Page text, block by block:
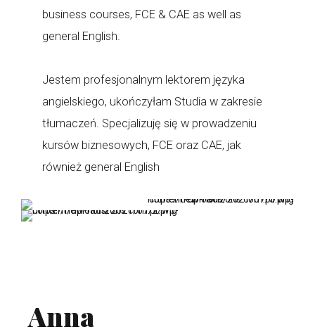
business courses, FCE & CAE as well as
general English.
Jestem profesjonalnym lektorem języka
angielskiego, ukończyłam Studia w zakresie
tłumaczeń. Specjalizuję się w prowadzeniu
kursów biznesowych, FCE oraz CAE, jak
również general English
Anna